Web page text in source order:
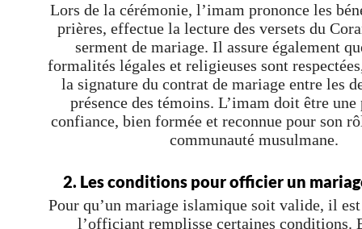
Lors de la cérémonie, l’imam prononce les
prières, effectue la lecture des versets du
serment de mariage. Il assure également
formalités légales et religieuses sont
la signature du contrat de mariage entre les
présence des témoins. L’imam doit être une
confiance, bien formée et reconnue pour son
communauté musulmane.
2. Les conditions pour officier un
Pour qu’un mariage islamique soit valide, il est
l’officiant remplisse certaines conditions.